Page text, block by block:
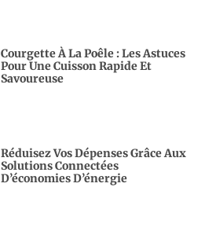
Courgette À La Poêle : Les Astuces
Pour Une Cuisson Rapide Et
Savoureuse
Réduisez Vos Dépenses Grâce Aux
Solutions Connectées
D’économies D’énergie